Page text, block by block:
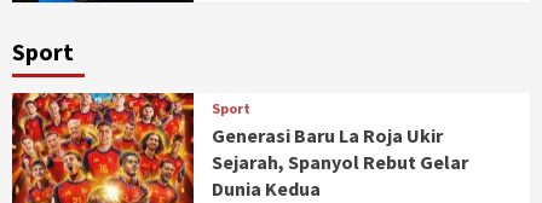
Sport
Sport
Generasi Baru La Roja Ukir
Sejarah, Spanyol Rebut Gelar
Dunia Kedua